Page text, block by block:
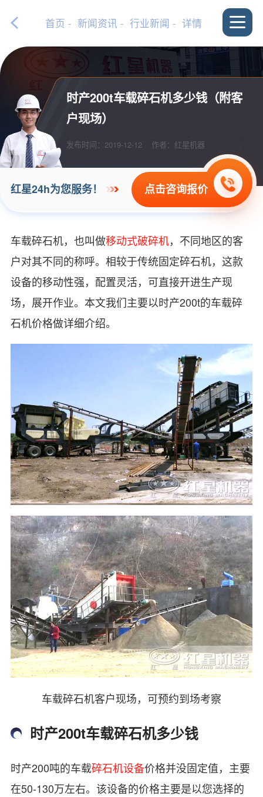
首页 - 新闻资讯 - 行业新闻 - 详情
时产200t车载碎石机多少钱（附客
户现场）
发布时间：2019-12-12 作者：红星机器
红星24h为您服务！ 点击咨询报价
车载碎石机，也叫做移动式破碎机，不同地区的客
户对其不同的称呼。相较于传统固定碎石机，这款
设备的移动性强，配置灵活，可直接开进生产现
场，展开作业。本文我们主要以时产200t的车载碎
石机价格做详细介绍。
车载碎石机客户现场，可预约到场考察
时产200t车载碎石机多少钱
时产200吨的车载碎石机设备价格并没固定值，主要
在50-130万左右。该设备的价格主要是以您选择的